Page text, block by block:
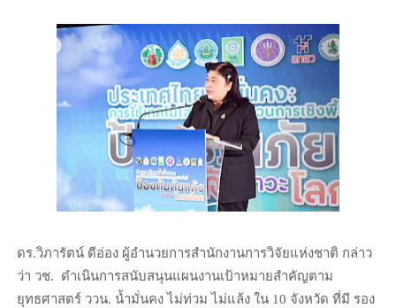
ดร.วิภารัตน์ ดีอ่อง ผู้อำนวยการสำนักงานการวิจัยแห่งชาติ กล่าว
ว่า วช. ดำเนินการสนับสนุนแผนงานเป้าหมายสำคัญตาม
ยุทธศาสตร์ ววน. น้ำมั่นคง ไม่ท่วม ไม่แล้ง ใน 10 จังหวัด ที่มี รอง